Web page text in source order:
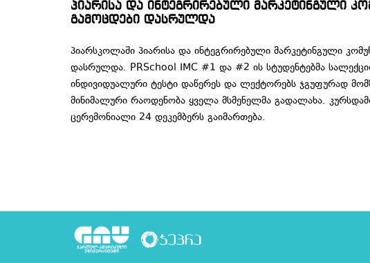
პიარისა და ინტეგრირებული მარკეტინგული
გამოცდები დასრულდა
პიარსკოლაში პიარისა და ინტეგრირებული მარკეტინგული
დასრულდა. PRSchool IMC #1 და #2 ის სტუდენტებმა
ინდივიდუალური ტესტი დაწერეს და ლექტორებს ჯგუფურად
მინიმალური რაოდენობა ყველა მსმენელმა გადალახა.
ცერემონიალი 24 დეკემბერს გაიმართება.